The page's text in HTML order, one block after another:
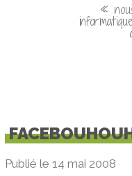
«
Publié le 14 mai 2008